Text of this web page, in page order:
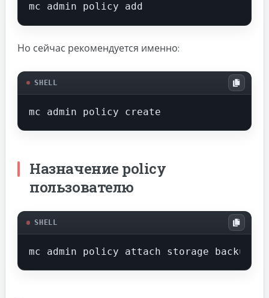
mc admin policy add
Но сейчас рекомендуется именно:
SHELL
mc admin policy create
Назначение policy
пользователю
SHELL
mc admin policy attach storage backups-